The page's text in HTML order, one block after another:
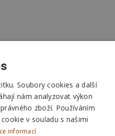
Soubory cookies a další
nám analyzovat výkon
zboží. Používáním
v souladu s našimi
informací